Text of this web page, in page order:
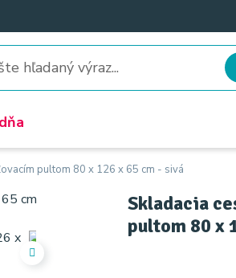
pultom 80 x 126 x 65 cm - sivá
Skladacia
pultom 80 x